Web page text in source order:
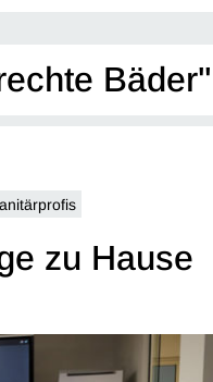
Bäder"
zu Hause